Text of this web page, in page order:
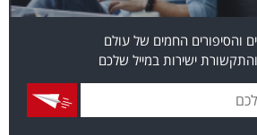
והסיפורים החמים של עולם
ישירות במייל שלכם